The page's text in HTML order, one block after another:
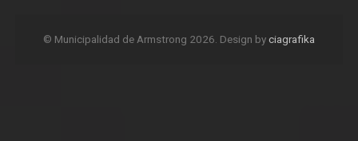
© Municipalidad de Armstrong 2026. Design byciagrafika